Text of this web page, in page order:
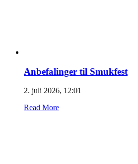
Anbefalinger til Smukfest
2. juli 2026, 12:01
Read More